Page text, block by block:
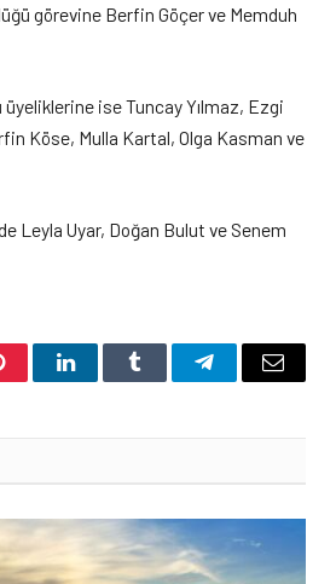
görevine Berfin Göçer ve Memduh
ise Tuncay Yılmaz, Ezgi
Köse, Mulla Kartal, Olga Kasman ve
Leyla Uyar, Doğan Bulut ve Senem
LinkedInTumblr TelegramEmail